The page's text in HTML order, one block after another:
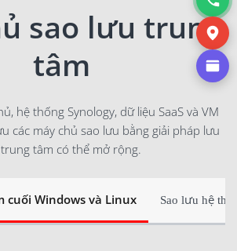
sao lưu trung
tâm
hệ thống Synology, dữ liệu SaaS và VM
các máy chủ sao lưu bằng giải pháp lưu
tâm có thể mở rộng.
cuối Windows và Linux Sao lưu hệ